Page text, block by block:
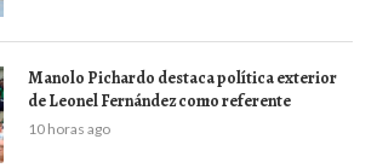
Manolo Pichardo destaca política exterior
de Leonel Fernández como referente
10 horas ago